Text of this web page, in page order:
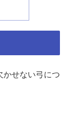
かせない弓につ